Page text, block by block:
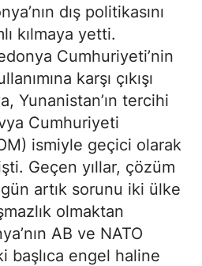
dış politikasını
kılmaya yetti.
Cumhuriyeti’nin
karşı çıkışı
Yunanistan’ın tercihi
Cumhuriyeti
ismiyle geçici olarak
Geçen yıllar, çözüm
artık sorunu iki ülke
olmaktan
AB ve NATO
başlıca engel haline